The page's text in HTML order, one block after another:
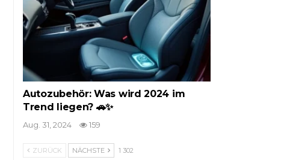
Autozubehör: Was wird 2024 im
Trend liegen? 🚗✨
Aug. 31, 2024 159
ZURÜCK NÄCHSTE 1 302